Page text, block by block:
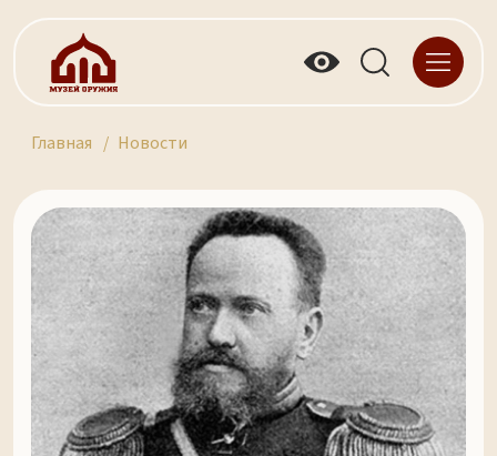
Главная Новости